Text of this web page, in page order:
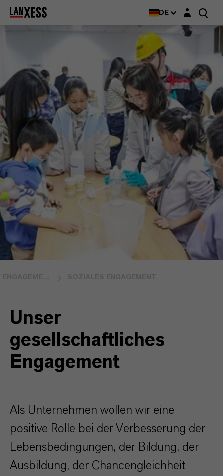
DE Login-Maske
Unser
gesellschaftliches
Engagement
Als Unternehmen wollen wir eine
positive Rolle bei der Verbesserung der
Lebensbedingungen, der Bildung, der
Ausbildung, der Chancengleichheit